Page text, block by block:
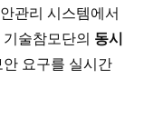
관리 시스템에서
술참모단의 동시
안 요구를 실시간